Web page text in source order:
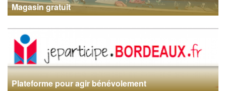
Magasin gratuit
Plateforme pour agir bénévolement